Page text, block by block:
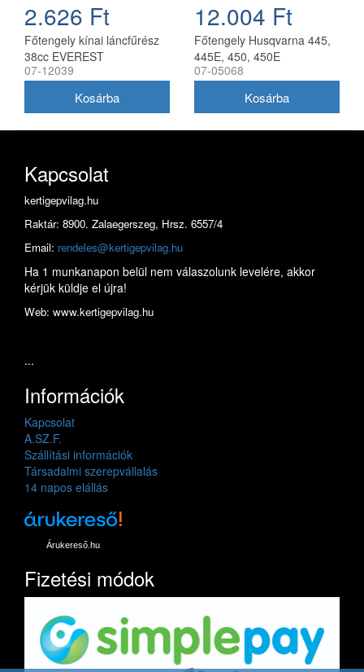
2.626 Ft
Főtengely kínai láncfűrész
38cc EVEREST
07-12039
12.004 Ft
Főtengely Husqvarna 445,
445E, 450, 450E
07-05068
Kapcsolat
kertigepvilag.hu
Raktár: 8900. Zalaegerszeg, Hrsz. 6557/4
Email: rendeles@kertigepvilag.hu
Ha 1 munkanapon belül nem válaszolunk levelére, akkor
kérjük küldje el újra!
Web: www.kertigepvilag.hu
...
Információk
Kapcsolat
A.SZ.F.
Szállítási információk
Társadalmi szerepvállalás
14 napos elállás
Árukereső.hu
Fizetési módok